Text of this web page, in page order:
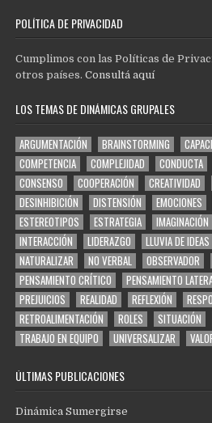
POLÍTICA DE PRIVACIDAD
Cumplimos con las Políticas de
otros países.Consultá aquí
LOS TEMAS DE DINÁMICAS GRUPALES
ARGUMENTACIÓN BRAINSTORMING
COMPETENCIA
COMPLEJIDAD CONDUCTA
CONSENSO
COOPERACIÓN CREATIVIDAD
DESINHIBICIÓN
DISTENSIÓN EMOCIONES
ESTEREOTIPOS
ESTRATEGIA IMAGINACIÓN
INTERACCIÓN
LIDERAZGO LLUVIA DE IDEAS
NATURALIZAR
NO VERBAL OBSERVADOR
PENSAMIENTO CRÍTICO
PENSAMIENTO
PREJUICIOS
REALIDAD REFLEXIÓN
RETROALIMENTACIÓN
ROLES SITUACIÓN
TRABAJO EN EQUIPO
UNIVERSALIZAR
ÚLTIMAS PUBLICACIONES
Dinámica Sumergirse